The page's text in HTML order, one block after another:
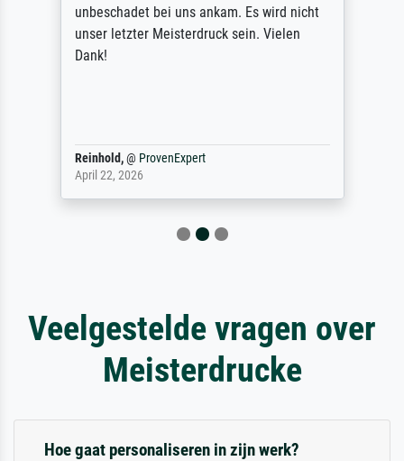
unbeschadet bei uns ankam. Es wird nicht
unser letzter Meisterdruck sein. Vielen
Dank!
Reinhold,@ ProvenExpert
April 22, 2026
Veelgestelde vragen over
Meisterdrucke
Hoe gaat personaliseren in zijn werk?